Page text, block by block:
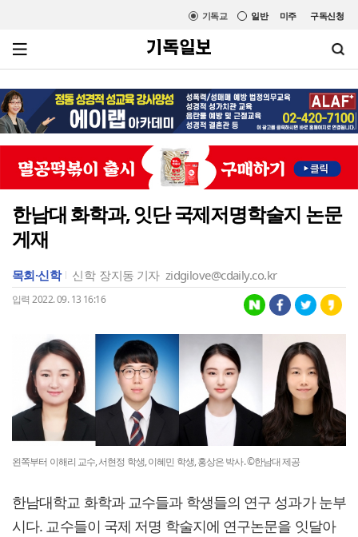
미주 구독신청
일반
기독교
한남대 화학과, 잇단 국제저명학술지 논문
게재
목회·신학 신학 장지동 기자 zidgilove@cdaily.co.kr
입력 2022. 09. 13 16:16
왼쪽부터 이해리 교수, 서현정 학생, 이혜민 학생, 홍상은 박사. ©한남대 제공
한남대학교 화학과 교수들과 학생들의 연구 성과가 눈부
시다. 교수들이 국제 저명 학술지에 연구논문을 잇달아